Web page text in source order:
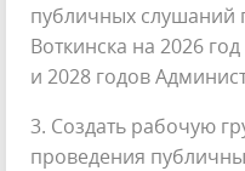
публичных слушаний
Воткинска на 2026
и 2028 годов
3. Создать рабочую
проведения